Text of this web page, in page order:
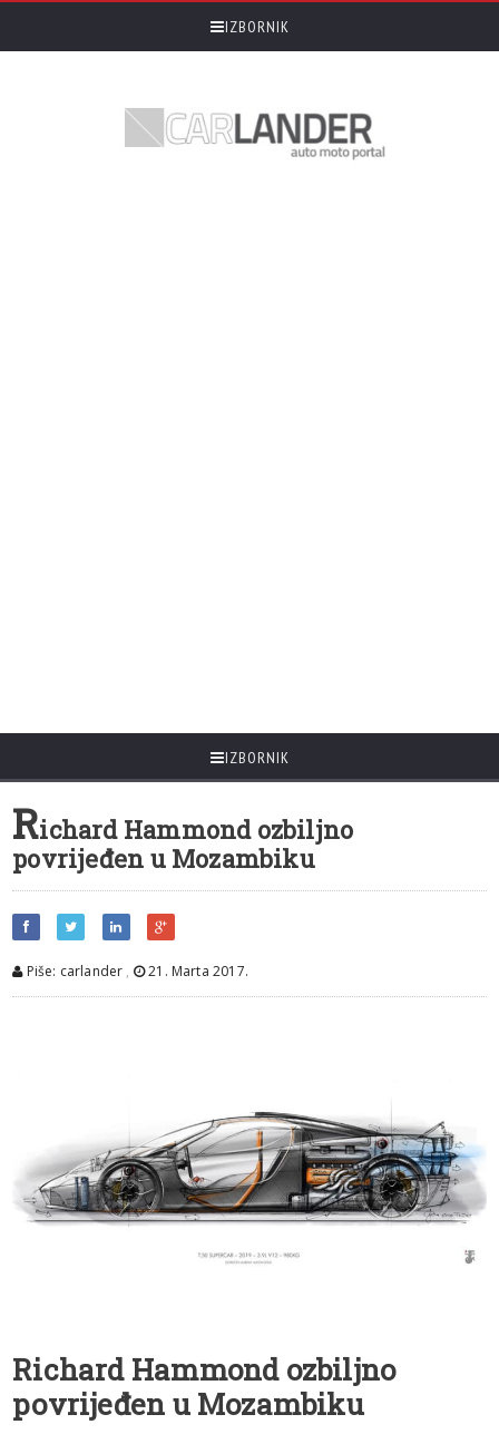
IZBORNIK
IZBORNIK
Richard Hammond ozbiljno
povrijeđen u Mozambiku
Piše: carlander , 21. Marta 2017.
Richard Hammond ozbiljno
povrijeđen u Mozambiku